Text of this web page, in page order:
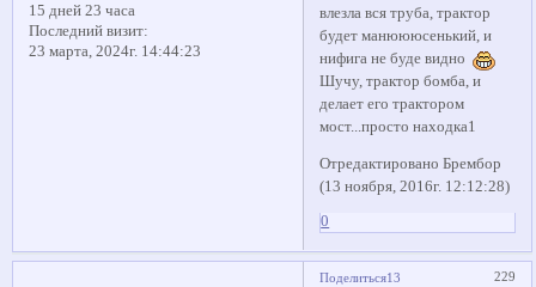
15 дней 23 часа
Последний визит:
23 марта, 2024г. 14:44:23
влезла вся труба, трактор
будет манюююсенький, и
нифига не буде видно
Шучу, трактор бомба, и
делает его трактором
мост...просто находка1
Отредактировано Брембор
(13 ноября, 2016г. 12:12:28)
0
Поделиться 229
13